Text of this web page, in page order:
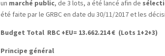
un marché public, de 3 lots, a été lancé afin de
été faite par le GRBC en date du 30/11/2017 et les
Budget Total RBC +EU= 13.662.214 € (Lots 1+2+3)
Principe général